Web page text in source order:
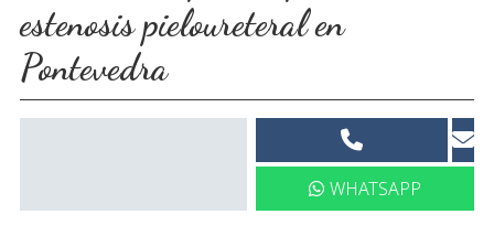
estenosis pieloureteral en
Pontevedra
WHATSAPP